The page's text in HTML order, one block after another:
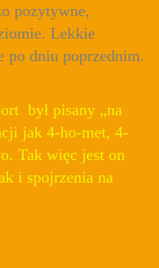
pozytywne,
Lekkie
po dniu poprzednim.
był pisany „na
jak 4-ho-met, 4-
Tak więc jest on
i spojrzenia na